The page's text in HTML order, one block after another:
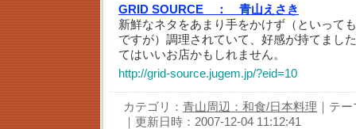
GRID SOURCE ：
青山えさき
新鮮なネタをあまり手をかけず（といって
ですが）調理されていて、好感が持てまし
てはいいお店かもしれません。
http://grid-source.jugem.jp/?eid=10
カテゴリ： 青山周辺：和食/日本料理 ｜テ
｜更新日時：2007-12-04 11:12:41